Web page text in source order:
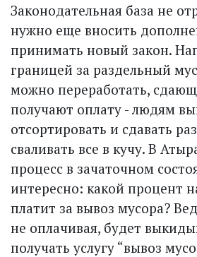
Законодательная база не
нужно еще вносить
принимать новый закон.
границей за раздельный
можно переработать,
получают оплату - людям
отсортировать и сдавать
сваливать все в кучу. В
процесс в зачаточном
интересно: какой процент
платит за вывоз мусора?
не оплачивая, будет
получать услугу “вывоз